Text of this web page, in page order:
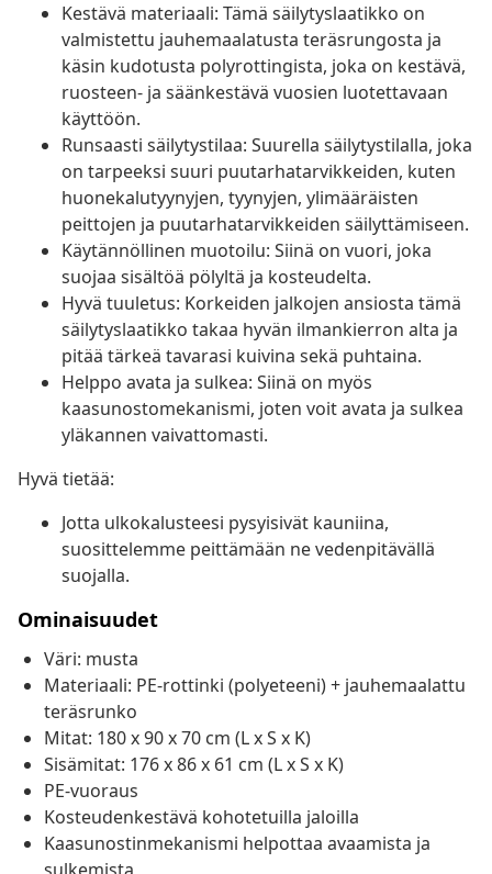
Kestävä materiaali: Tämä säilytyslaatikko on
valmistettu jauhemaalatusta teräsrungosta ja
käsin kudotusta polyrottingista, joka on kestävä,
ruosteen- ja säänkestävä vuosien luotettavaan
käyttöön.
Runsaasti säilytystilaa: Suurella säilytystilalla, joka
on tarpeeksi suuri puutarhatarvikkeiden, kuten
huonekalutyynyjen, tyynyjen, ylimääräisten
peittojen ja puutarhatarvikkeiden säilyttämiseen.
Käytännöllinen muotoilu: Siinä on vuori, joka
suojaa sisältöä pölyltä ja kosteudelta.
Hyvä tuuletus: Korkeiden jalkojen ansiosta tämä
säilytyslaatikko takaa hyvän ilmankierron alta ja
pitää tärkeä tavarasi kuivina sekä puhtaina.
Helppo avata ja sulkea: Siinä on myös
kaasunostomekanismi, joten voit avata ja sulkea
yläkannen vaivattomasti.
Hyvä tietää:
Jotta ulkokalusteesi pysyisivät kauniina,
suosittelemme peittämään ne vedenpitävällä
suojalla.
Ominaisuudet
Väri: musta
Materiaali: PE-rottinki (polyeteeni) + jauhemaalattu
teräsrunko
Mitat: 180 x 90 x 70 cm (L x S x K)
Sisämitat: 176 x 86 x 61 cm (L x S x K)
PE-vuoraus
Kosteudenkestävä kohotetuilla jaloilla
Kaasunostinmekanismi helpottaa avaamista ja